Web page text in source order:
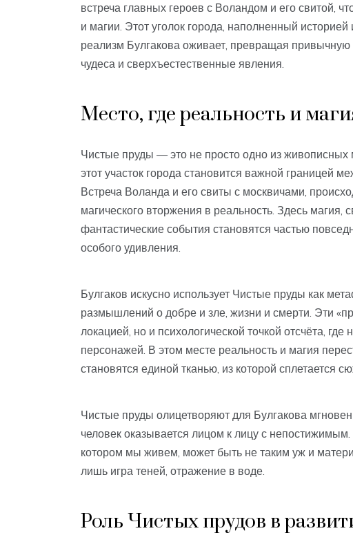
встреча главных героев с Воландом и его свитой,
и магии. Этот уголок города, наполненный историей
реализм Булгакова оживает, превращая
чудеса и сверхъестественные явления.
Место, где реальность и
Чистые пруды — это не просто одно из
этот участок города становится важной границей
Встреча Воланда и его свиты с москвичами,
магического вторжения в реальность. Здесь магия,
фантастические события становятся частью
особого удивления.
Булгаков искусно использует Чистые пруды как
размышлений о добре и зле, жизни и смерти. Эти
локацией, но и психологической точкой отсчёта,
персонажей. В этом месте реальность и магия
становятся единой тканью, из которой сплетается
Чистые пруды олицетворяют для Булгакова
человек оказывается лицом к лицу с
котором мы живем, может быть не таким уж и
лишь игра теней, отражение в воде.
Роль Чистых прудов в